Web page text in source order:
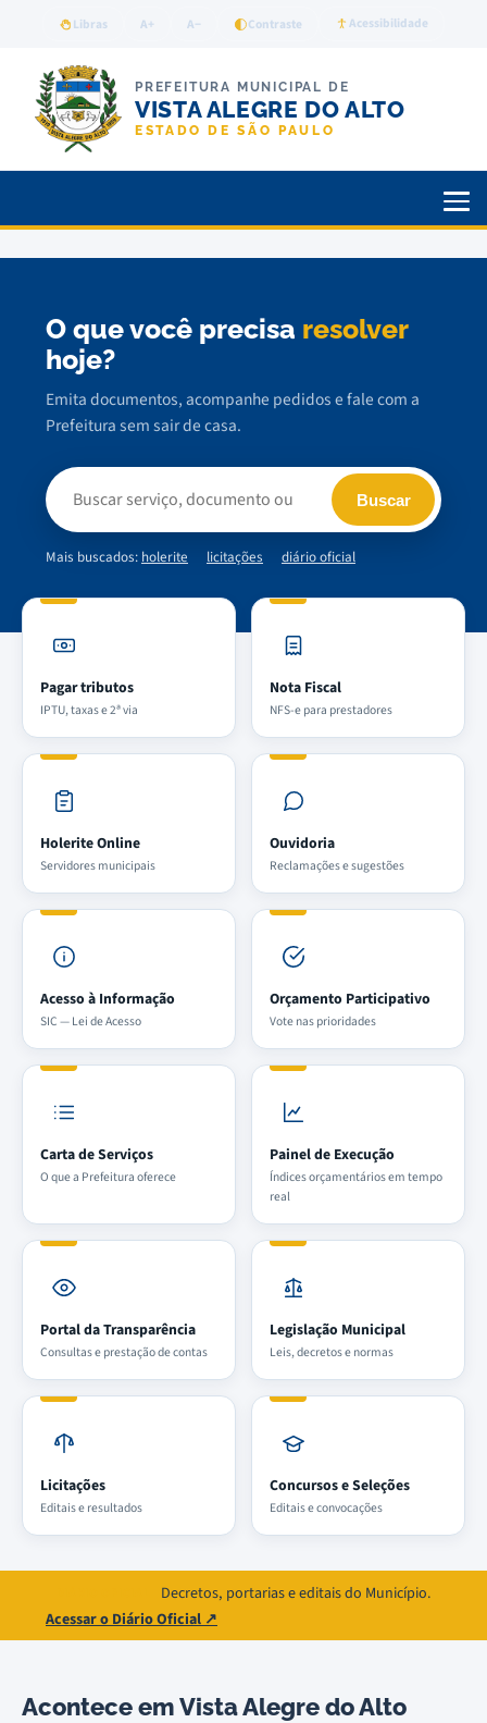
Libras A+ A− Contraste Acessibilidade
PREFEITURA MUNICIPAL DE
VISTA ALEGRE DO ALTO
ESTADO DE SÃO PAULO
O que você precisa resolver
hoje?
Emita documentos, acompanhe pedidos e fale com a
Prefeitura sem sair de casa.
Buscar serviço, documento ou notícia
Buscar
Mais buscados: holerite licitações diário oficial
Pagar tributos
IPTU, taxas e 2ª via
Nota Fiscal
NFS-e para prestadores
Holerite Online
Servidores municipais
Ouvidoria
Reclamações e sugestões
Acesso à Informação
SIC — Lei de Acesso
Orçamento Participativo
Vote nas prioridades
Carta de Serviços
O que a Prefeitura oferece
Painel de Execução
Índices orçamentários em tempo
real
Portal da Transparência
Consultas e prestação de contas
Legislação Municipal
Leis, decretos e normas
Licitações
Editais e resultados
Concursos e Seleções
Editais e convocações
Decretos, portarias e editais do Município.
Acessar o Diário Oficial ↗
Acontece em Vista Alegre do Alto